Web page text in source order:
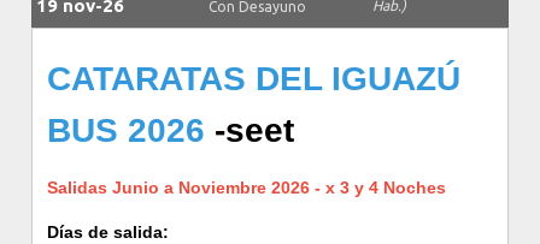
19 nov-26
Con Desayuno
Hab.)
CATARATAS DEL IGUAZÚ
BUS 2026 -seet
Salidas Junio a Noviembre 2026 - x 3 y 4 Noches
Días de salida: